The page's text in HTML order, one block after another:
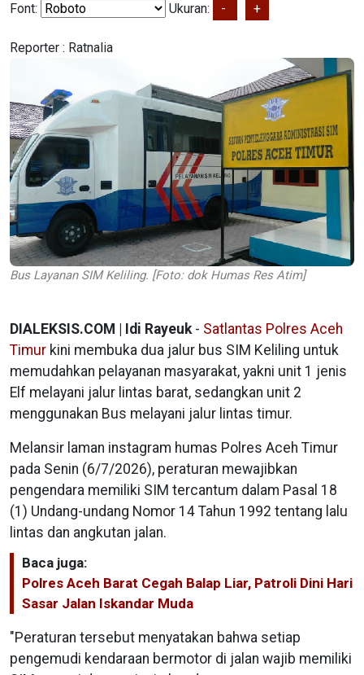
Font: Ukuran: - +
Reporter : Ratnalia
Bus Layanan SIM Keliling. [Foto: dok Humas Res Atim]
DIALEKSIS.COM | Idi Rayeuk - Satlantas Polres Aceh
Timur kini membuka dua jalur bus SIM Keliling untuk
memudahkan pelayanan masyarakat, yakni unit 1 jenis
Elf melayani jalur lintas barat, sedangkan unit 2
menggunakan Bus melayani jalur lintas timur.
Melansir laman instagram humas Polres Aceh Timur
pada Senin (6/7/2026), peraturan mewajibkan
pengendara memiliki SIM tercantum dalam Pasal 18
(1) Undang-undang Nomor 14 Tahun 1992 tentang lalu
lintas dan angkutan jalan.
Baca juga:
Polres Aceh Barat Cegah Balap Liar, Patroli Dini Hari
Sasar Jalan Iskandar Muda
"Peraturan tersebut menyatakan bahwa setiap
pengemudi kendaraan bermotor di jalan wajib memiliki